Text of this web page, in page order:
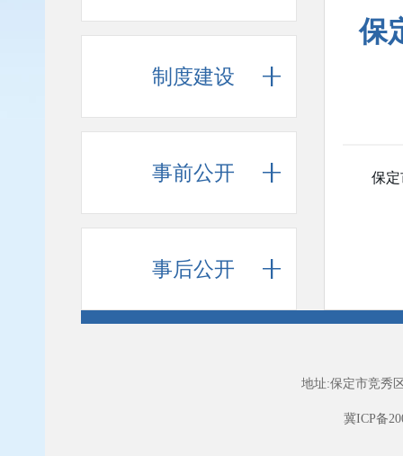
制度建设
事前公开
事后公开
保
保定
地址:保定市竞秀
冀ICP备